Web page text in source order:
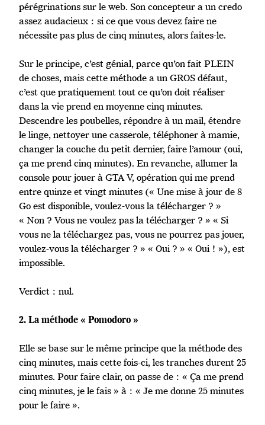
pérégrinations sur le web. Son concepteur a un credo
assez audacieux : si ce que vous devez faire ne
nécessite pas plus de cinq minutes, alors faites-le.
Sur le principe, c’est génial, parce qu’on fait PLEIN
de choses, mais cette méthode a un GROS défaut,
c’est que pratiquement tout ce qu’on doit réaliser
dans la vie prend en moyenne cinq minutes.
Descendre les poubelles, répondre à un mail, étendre
le linge, nettoyer une casserole, téléphoner à mamie,
changer la couche du petit dernier, faire l’amour (oui,
ça me prend cinq minutes). En revanche, allumer la
console pour jouer à GTA V, opération qui me prend
entre quinze et vingt minutes (« Une mise à jour de 8
Go est disponible, voulez-vous la télécharger ? »
« Non ? Vous ne voulez pas la télécharger ? » « Si
vous ne la téléchargez pas, vous ne pourrez pas jouer,
voulez-vous la télécharger ? » « Oui ? » « Oui ! »), est
impossible.
Verdict : nul.
2. La méthode « Pomodoro »
Elle se base sur le même principe que la méthode des
cinq minutes, mais cette fois-ci, les tranches durent 25
minutes. Pour faire clair, on passe de : « Ça me prend
cinq minutes, je le fais » à : « Je me donne 25 minutes
pour le faire ».